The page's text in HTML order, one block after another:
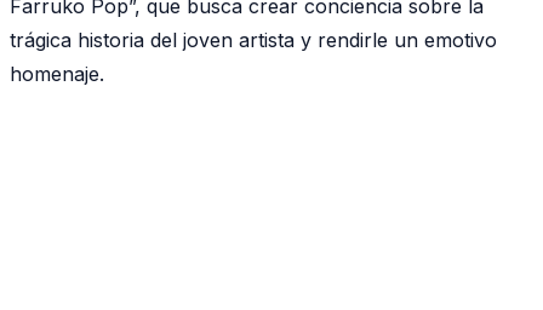
Farruko Pop”, que busca crear conciencia sobre la
trágica historia del joven artista y rendirle un emotivo
homenaje.